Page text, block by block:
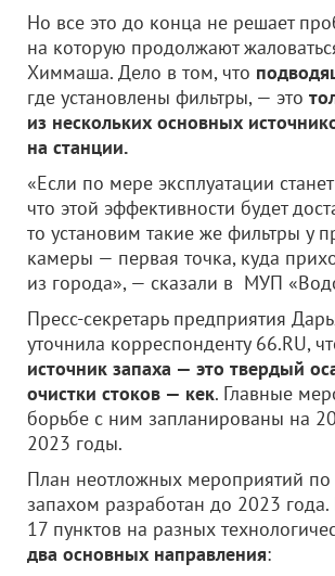
Но все это до конца не решает
на которую продолжают
Химмаша. Дело в том, что
где установлены фильтры, — это
из нескольких основных
на станции.
«Если по мере эксплуатации
что этой эффективности будет
то установим такие же фильтры у
камеры — первая точка, куда
из города», — сказали в МУП
Пресс-секретарь предприятия
уточнила корреспонденту 66.RU,
источник запаха — это твердый
очистки стоков — кек. Главные
борьбе с ним запланированы на
2023 годы.
План неотложных мероприятий по
запахом разработан до 2023
17 пунктов на разных
два основных направления: